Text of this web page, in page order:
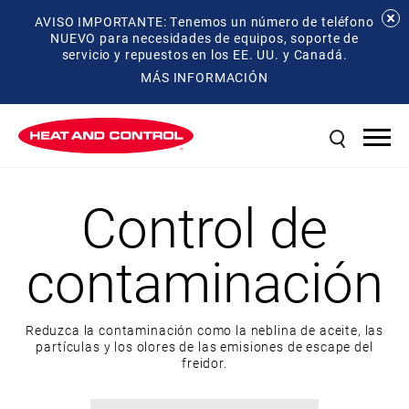
AVISO IMPORTANTE: Tenemos un número de teléfono
NUEVO para necesidades de equipos, soporte de
servicio y repuestos en los EE. UU. y Canadá.
MÁS INFORMACIÓN
Control de
contaminación
Reduzca la contaminación como la neblina de aceite, las
partículas y los olores de las emisiones de escape del
freidor.